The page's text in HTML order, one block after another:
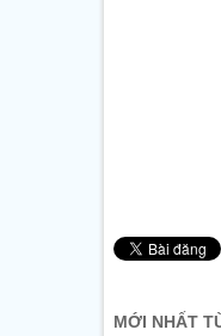
MỚI NHẤT